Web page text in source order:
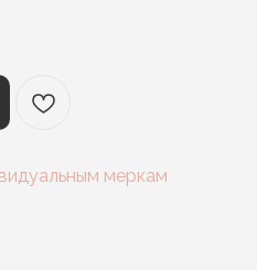
меркам